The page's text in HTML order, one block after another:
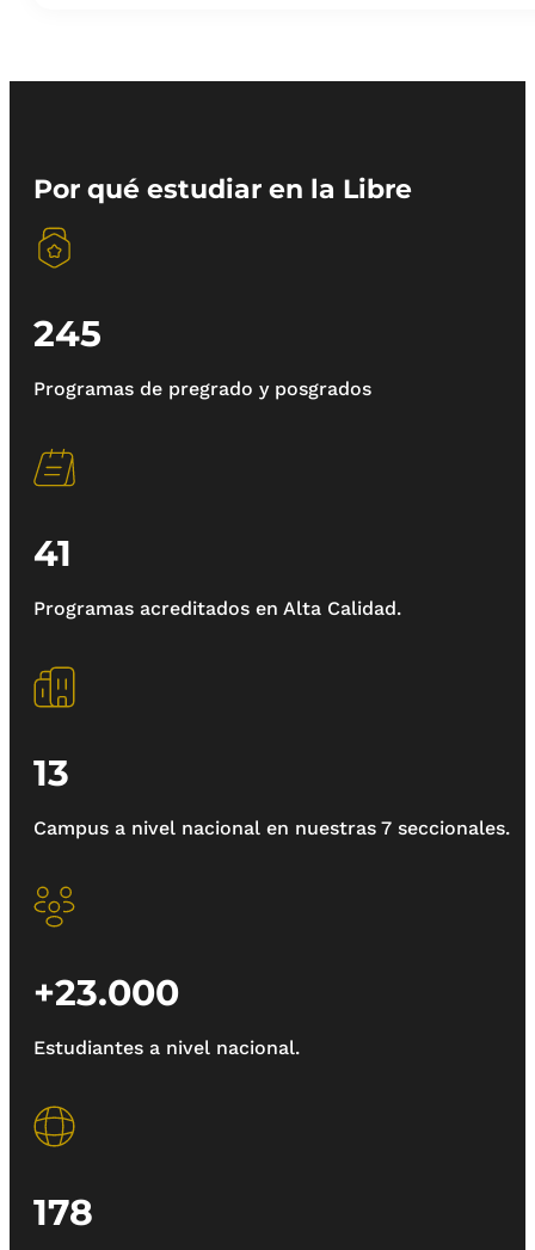
Por qué estudiar en la Libre
245
Programas de pregrado y posgrados
41
Programas acreditados en Alta Calidad.
13
Campus a nivel nacional en nuestras 7 seccionales.
+23.000
Estudiantes a nivel nacional.
178